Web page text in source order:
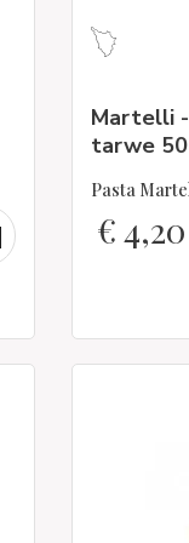
Martelli
tarwe
Pasta
€4,20